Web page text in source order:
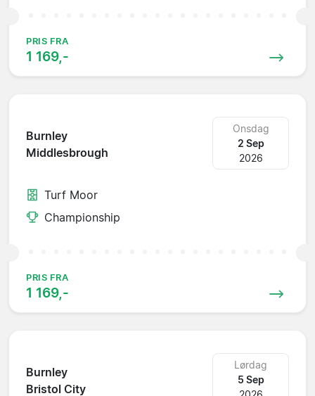
PRIS FRA
1 169,-
Burnley
Middlesbrough
Onsdag
2 Sep
2026
Turf Moor
Championship
PRIS FRA
1 169,-
Burnley
Bristol City
Lørdag
5 Sep